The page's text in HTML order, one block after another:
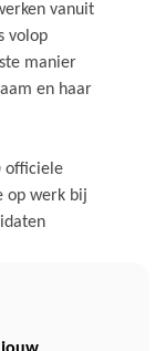
vanuit
volop
manier
en haar
officiele
op werk bij